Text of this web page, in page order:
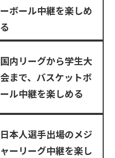
ーボール中継を楽しめ
る
国内リーグから学生大
会まで、バスケットボ
ール中継を楽しめる
日本人選手出場のメジ
ャーリーグ中継を楽し